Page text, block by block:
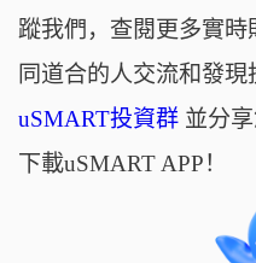
蹤我們，查閱更多實
同道合的人交流和發
uSMART投資群並分享
下載uSMART APP！